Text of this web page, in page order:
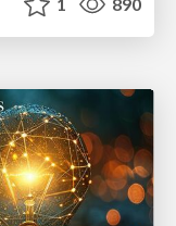
1 890